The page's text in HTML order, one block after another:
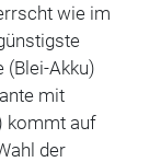
wie im
(Blei-Akku)
mit
kommt auf
der